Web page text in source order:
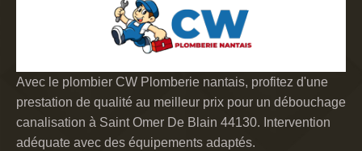
Avec le plombier CW Plomberie nantais, profitez d'une
prestation de qualité au meilleur prix pour un débouchage
canalisation à Saint Omer De Blain 44130. Intervention
adéquate avec des équipements adaptés.